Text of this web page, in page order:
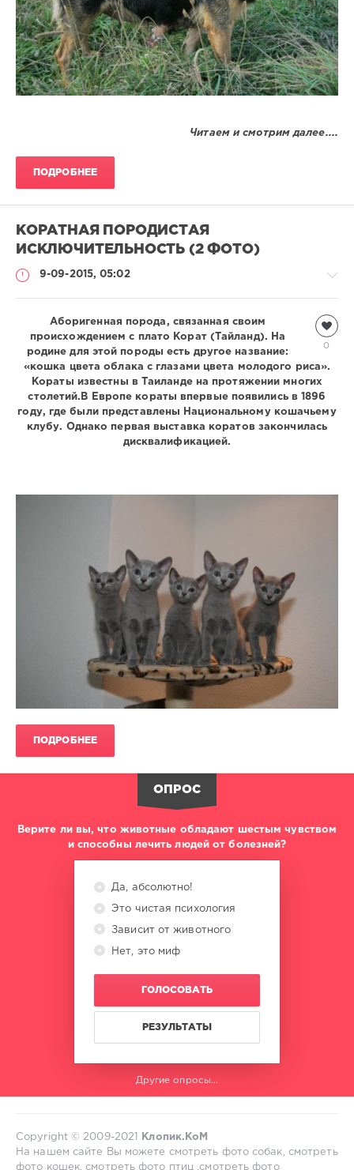
Читаем и смотрим далее....
ПОДРОБНЕЕ
КОРАТНАЯ ПОРОДИСТАЯ
ИСКЛЮЧИТЕЛЬНОСТЬ (2 ФОТО)
9-09-2015, 05:02
Кошки
Natalja
2
059
0
0
Аборигенная порода, связанная своим
происхождением с плато Корат (Тайланд). На
родине для этой породы есть другое название:
«кошка цвета облака с глазами цвета молодого риса».
Кораты известны в Таиланде на протяжении многих
столетий.В Европе кораты впервые появились в 1896
году, где были представлены Национальному кошачьему
клубу. Однако первая выставка коратов закончилась
дисквалификацией.
ПОДРОБНЕЕ
ОПРОС
Верите ли вы, что животные обладают шестым чувством
и способны лечить людей от болезней?
Да, абсолютно!
Это чистая психология
Зависит от животного
Нет, это миф
ГОЛОСОВАТЬ
РЕЗУЛЬТАТЫ
Другие опросы...
Copyright © 2009-2021
Клопик.КоМ
На нашем сайте Вы можете смотреть фото собак, смотреть
фото кошек, смотреть фото птиц ,смотреть фото